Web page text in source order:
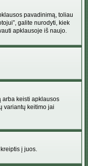
pavadinimą, toliau
galite nurodyti, kiek
apklausoje iš naujo.
arba keisti apklausos
variantų keitimo jai
į juos.